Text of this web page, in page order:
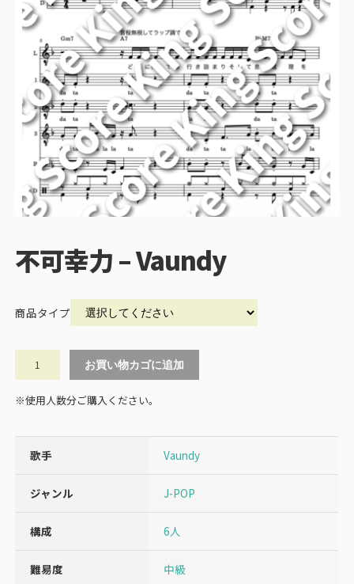
不可幸力 – Vaundy
商品タイプ
力
Vaundy
お買い物カゴに追加
※使用人数分ご購入ください。
歌手 Vaundy
ジャンル J-POP
構成 6人
難易度 中級